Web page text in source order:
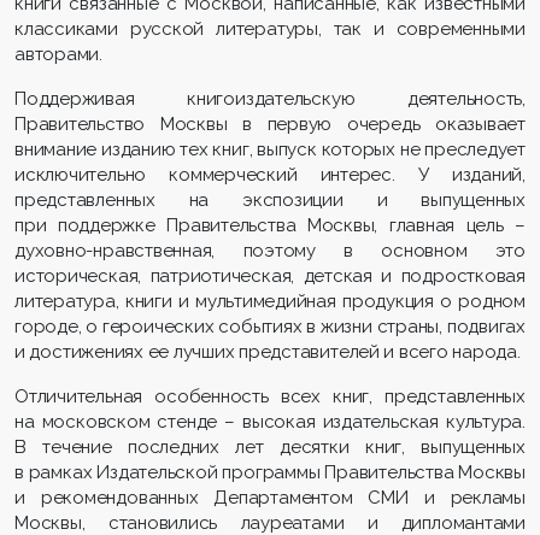
классиками русской лите­ратуры, так и современными
авторами.
Поддерживая книгоиздательскую деятельность,
Правительство Москвы в первую очередь оказывает
внимание изданию тех книг, выпуск которых не преследует
исключительно коммерческий интерес. У изданий,
представленных на экспозиции и выпущенных
при поддержке Правительства Москвы, главная цель –
духовно-нравственная, поэтому в основном это
историческая, патриотическая, детская и подростковая
литература, книги и мультимедийная продукция о родном
городе, о героических событиях в жизни страны, подвигах
и достижениях ее лучших представителей и всего народа.
Отличительная особенность всех книг, представленных
на московском стенде – высокая издательская культура.
В течение последних лет десятки книг, выпущенных
в рамках Издательской программы Правительства Москвы
и рекомендованных Департаментом СМИ и рекламы
Москвы, становились лауреатами и дипломантами